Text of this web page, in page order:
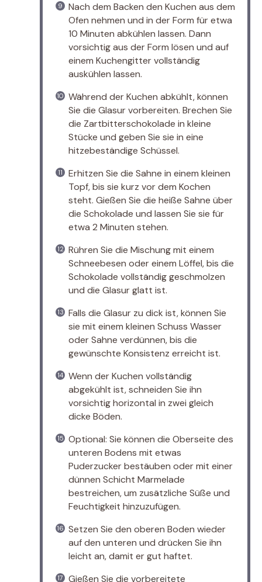
Nach dem Backen den Kuchen aus dem
Ofen nehmen und in der Form für etwa
10 Minuten abkühlen lassen. Dann
vorsichtig aus der Form lösen und auf
einem Kuchengitter vollständig
auskühlen lassen.
Während der Kuchen abkühlt, können
Sie die Glasur vorbereiten. Brechen Sie
die Zartbitterschokolade in kleine
Stücke und geben Sie sie in eine
hitzebeständige Schüssel.
Erhitzen Sie die Sahne in einem kleinen
Topf, bis sie kurz vor dem Kochen
steht. Gießen Sie die heiße Sahne über
die Schokolade und lassen Sie sie für
etwa 2 Minuten stehen.
Rühren Sie die Mischung mit einem
Schneebesen oder einem Löffel, bis die
Schokolade vollständig geschmolzen
und die Glasur glatt ist.
Falls die Glasur zu dick ist, können Sie
sie mit einem kleinen Schuss Wasser
oder Sahne verdünnen, bis die
gewünschte Konsistenz erreicht ist.
Wenn der Kuchen vollständig
abgekühlt ist, schneiden Sie ihn
vorsichtig horizontal in zwei gleich
dicke Böden.
Optional: Sie können die Oberseite des
unteren Bodens mit etwas
Puderzucker bestäuben oder mit einer
dünnen Schicht Marmelade
bestreichen, um zusätzliche Süße und
Feuchtigkeit hinzuzufügen.
Setzen Sie den oberen Boden wieder
auf den unteren und drücken Sie ihn
leicht an, damit er gut haftet.
Gießen Sie die vorbereitete